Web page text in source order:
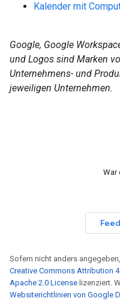
Kalender mit
Google, Google
und Logos sind Marken
Unternehmens- und
jeweiligen Unternehmen.
War
Sofern nicht anders
Creative Commons Attribution
Apache 2.0 License lizenziert.
Websiterichtlinien von Google